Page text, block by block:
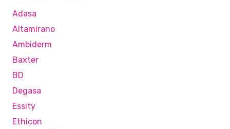
Adasa
Altamirano
Ambiderm
Baxter
BD
Degasa
Essity
Ethicon